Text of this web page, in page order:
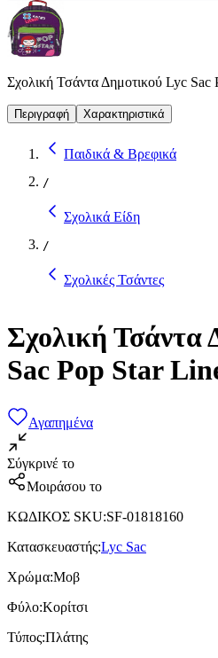
Σχολική Τσάντα Δημοτικού Lyc Sac
Περιγραφή Χαρακτηριστικά
Παιδικά & Βρεφικά
/
Σχολικά Είδη
/
Σχολικές Τσάντες
Σχολική Τσάντα
Sac Pop Star
Αγαπημένα
Σύγκρινέ το
Μοιράσου το
ΚΩΔΙΚΟΣ SKU:SF-01818160
Κατασκευαστής:Lyc Sac
Χρώμα:Μοβ
Φύλο:Κορίτσι
Τύπος:Πλάτης